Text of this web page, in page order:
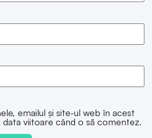
emailul și site-ul web în acest
viitoare când o să comentez.